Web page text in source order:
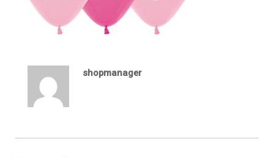
shopmanager